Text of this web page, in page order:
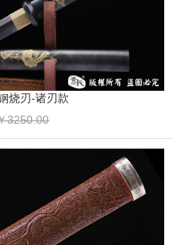
烧刃-诸刃款
3250.00